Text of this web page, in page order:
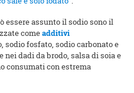
essere assunto il sodio sono il
comeadditivi
sodio fosfato, sodio carbonato e
dadi da brodo, salsa di soia e
consumati con estrema